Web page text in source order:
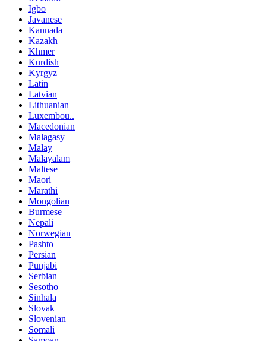
Igbo
Javanese
Kannada
Kazakh
Khmer
Kurdish
Kyrgyz
Latin
Latvian
Lithuanian
Luxembou..
Macedonian
Malagasy
Malay
Malayalam
Maltese
Maori
Marathi
Mongolian
Burmese
Nepali
Norwegian
Pashto
Persian
Punjabi
Serbian
Sesotho
Sinhala
Slovak
Slovenian
Somali